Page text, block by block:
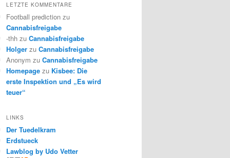
LETZTE KOMMENTARE
Football prediction zu
Cannabisfreigabe
-thh zu Cannabisfreigabe
Holger zu Cannabisfreigabe
Anonym zu Cannabisfreigabe
Homepage zu Kisbee: Die
erste Inspektion und „Es wird
teuer“
LINKS
Der Tuedelkram
Erdstueck
Lawblog by Udo Vetter